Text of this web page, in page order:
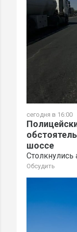
сегодня в 16:00
шоссе
Обсудить